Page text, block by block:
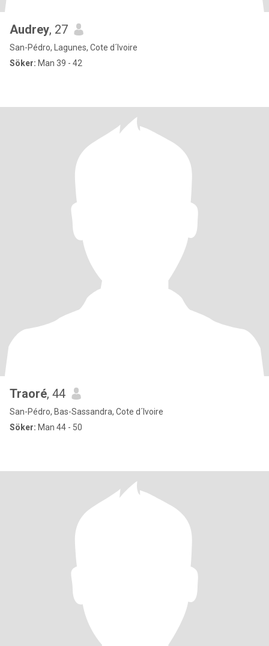
Audrey, 27
San-Pédro, Lagunes, Cote d´Ivoire
Söker: Man 39 - 42
Traoré, 44
San-Pédro, Bas-Sassandra, Cote d´Ivoire
Söker: Man 44 - 50